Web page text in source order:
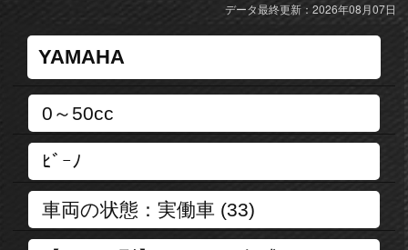
データ最終更新：2026年08月07日